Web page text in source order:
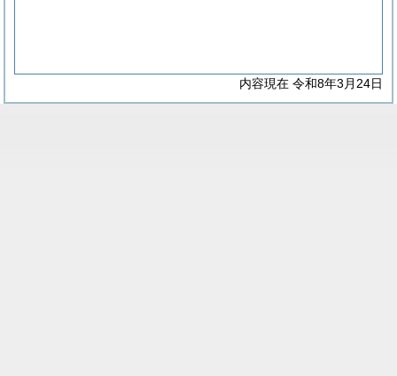
内容現在 令和8年3月24日